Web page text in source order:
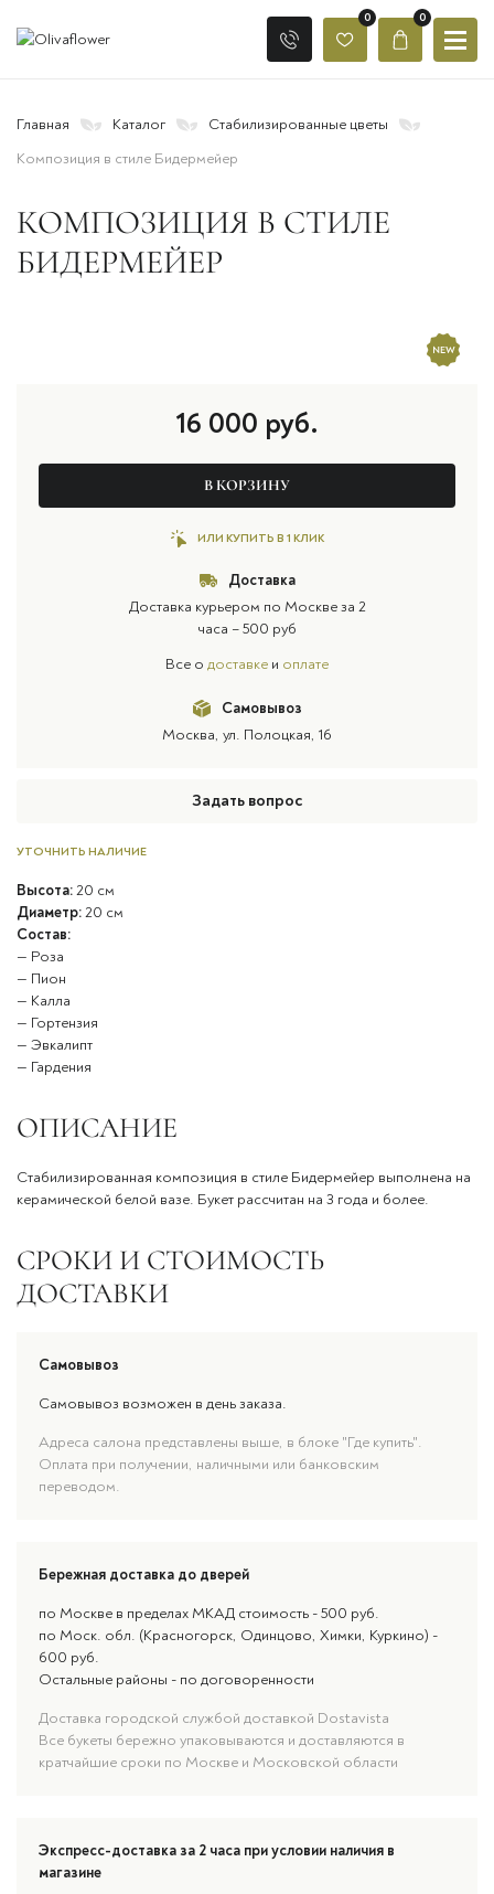
0 0
Главная Каталог
Стабилизированные цветы
Композиция в стиле Бидермейер
КОМПОЗИЦИЯ В СТИЛЕ
БИДЕРМЕЙЕР
16 000 руб.
В КОРЗИНУ
ИЛИ КУПИТЬ В 1 КЛИК
Доставка
Доставка курьером по Москве за 2
часа – 500 руб
Все о доставке и оплате
Самовывоз
Москва, ул. Полоцкая, 16
УТОЧНИТЬ НАЛИЧИЕ
Высота:20 см
Диаметр:20 см
Состав:
— Роза
— Пион
— Калла
— Гортензия
— Эвкалипт
— Гардения
Задать вопрос
ОПИСАНИЕ
Стабилизированная композиция в стиле Бидермейер выполнена на
керамической белой вазе. Букет рассчитан на 3 года и более.
СРОКИ И СТОИМОСТЬ
ДОСТАВКИ
Самовывоз
Самовывоз возможен в день заказа.
Адреса салона представлены выше, в блоке "Где купить".
Оплата при получении, наличными или банковским
переводом.
Бережная доставка до дверей
по Москве в пределах МКАД стоимость - 500 руб.
по Моск. обл. (Красногорск, Одинцово, Химки, Куркино) -
600 руб.
Остальные районы - по договоренности
Доставка городской службой доставкой Dostavista
Все букеты бережно упаковываются и доставляются в
кратчайшие сроки по Москве и Московской области
Экспресс-доставка за 2 часа при условии наличия в
магазине